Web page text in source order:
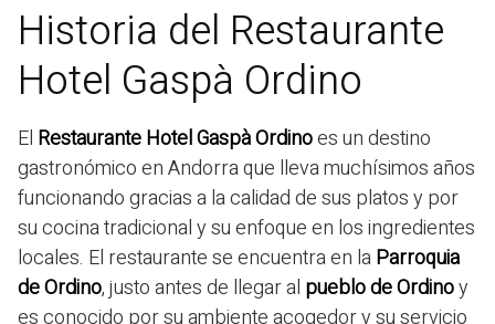
Historia del Restaurante
Hotel Gaspà Ordino
El Restaurante Hotel Gaspà Ordinoes un destino
gastronómico en Andorra que lleva muchísimos años
funcionando gracias a la calidad de sus platos y por
su cocina tradicional y su enfoque en los ingredientes
locales. El restaurante se encuentra en laParroquia
de Ordino, justo antes de llegar al pueblo de Ordinoy
es conocido por su ambiente acogedor y su servicio